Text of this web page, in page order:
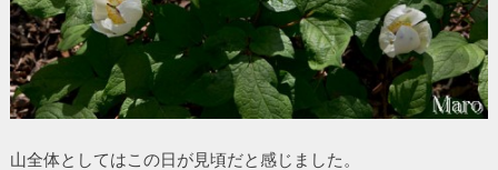
山全体としてはこの日が見頃だと感じました。